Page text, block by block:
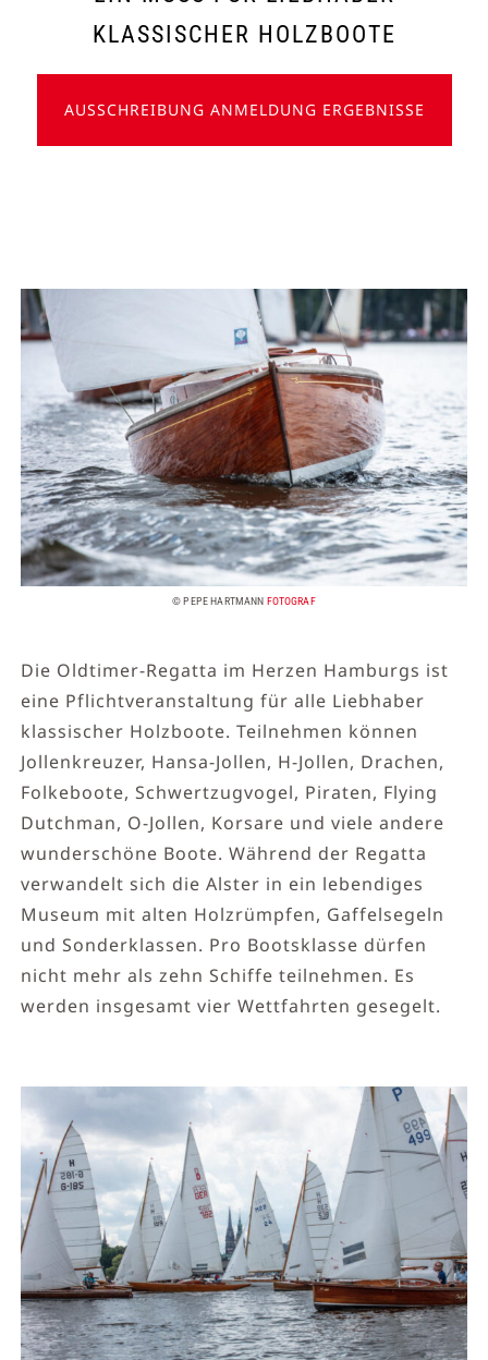
KLASSISCHER HOLZBOOTE
AUSSCHREIBUNG ANMELDUNG ERGEBNISSE
Die Oldtimer-Regatta im Herzen Hamburgs ist
eine Pflichtveranstaltung für alle Liebhaber
klassischer Holzboote. Teilnehmen können
Jollenkreuzer, Hansa-Jollen, H-Jollen, Drachen,
Folkeboote, Schwertzugvogel, Piraten, Flying
Dutchman, O-Jollen, Korsare und viele andere
wunderschöne Boote. Während der Regatta
verwandelt sich die Alster in ein lebendiges
Museum mit alten Holzrümpfen, Gaffelsegeln
und Sonderklassen. Pro Bootsklasse dürfen
nicht mehr als zehn Schiffe teilnehmen. Es
werden insgesamt vier Wettfahrten gesegelt.
© PEPE HARTMANN FOTOGRAF